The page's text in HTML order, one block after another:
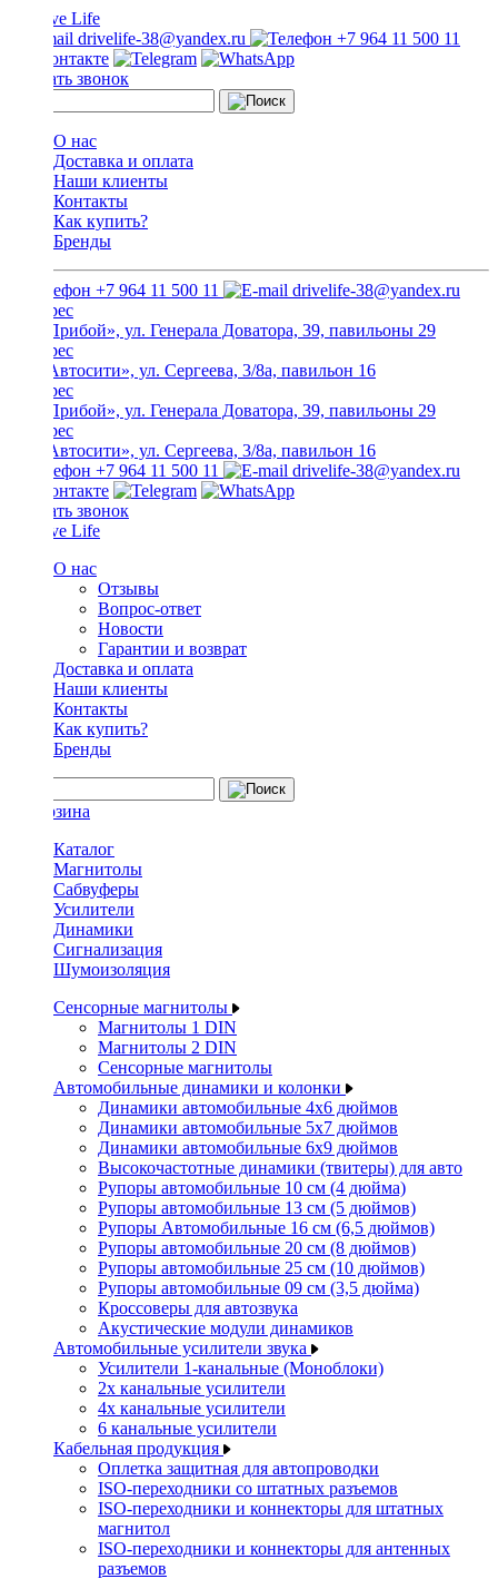
drivelife-38@yandex.ru +7 964 11 500 11
Заказать звонок
О нас
Доставка и оплата
Наши клиенты
Контакты
Как купить?
Бренды
+7 964 11 500 11 drivelife-38@yandex.ru
ТЦ «Прибой», ул. Генерала Доватора, 39, павильоны 29
ТЦ «Автосити», ул. Сергеева, 3/8а, павильон 16
ТЦ «Прибой», ул. Генерала Доватора, 39, павильоны 29
ТЦ «Автосити», ул. Сергеева, 3/8а, павильон 16
+7 964 11 500 11
drivelife-38@yandex.ru
Заказать звонок
О нас
Отзывы
Вопрос-ответ
Новости
Гарантии и возврат
Доставка и оплата
Наши клиенты
Контакты
Как купить?
Бренды
Каталог
Магнитолы
Сабвуферы
Усилители
Динамики
Сигнализация
Шумоизоляция
Сенсорные магнитолы
Магнитолы 1 DIN
Магнитолы 2 DIN
Сенсорные магнитолы
Автомобильные динамики и колонки
Динамики автомобильные 4x6 дюймов
Динамики автомобильные 5x7 дюймов
Динамики автомобильные 6x9 дюймов
Высокочастотные динамики (твитеры) для авто
Рупоры автомобильные 10 см (4 дюйма)
Рупоры автомобильные 13 см (5 дюймов)
Рупоры Автомобильные 16 см (6,5 дюймов)
Рупоры автомобильные 20 см (8 дюймов)
Рупоры автомобильные 25 см (10 дюймов)
Рупоры автомобильные 09 см (3,5 дюйма)
Кроссоверы для автозвука
Акустические модули динамиков
Автомобильные усилители звука
Усилители 1-канальные (Моноблоки)
2х канальные усилители
4х канальные усилители
6 канальные усилители
Кабельная продукция
Оплетка защитная для автопроводки
ISO-переходники со штатных разъемов
ISO-переходники и коннекторы для штатных
магнитол
ISO-переходники и коннекторы для антенных
разъемов